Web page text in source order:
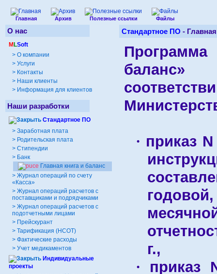
Главная Архив Полезные ссылки Файлы
О нас
M LSoft
> О компании
> Услуги
> Контакты
> Наши клиенты
> Информация для клиентов
Наши разработки
Стандартное ПО
> Заработная плата
> Родительская плата
> Стипендии
> Банк
Главная книга и баланс
> Журнал операций по счету
«Касса»
> Журнал операций расчетов с
поставщиками и подрядчиками
> Журнал операций расчетов с
подотчетными лицами
> Прейскурант
> Тарификация (НСОТ)
> Фактические расходы
> Учет медикаментов
Индивидуальные
проекты
Стандартное ПО -
· приказ
г.,
· приказ